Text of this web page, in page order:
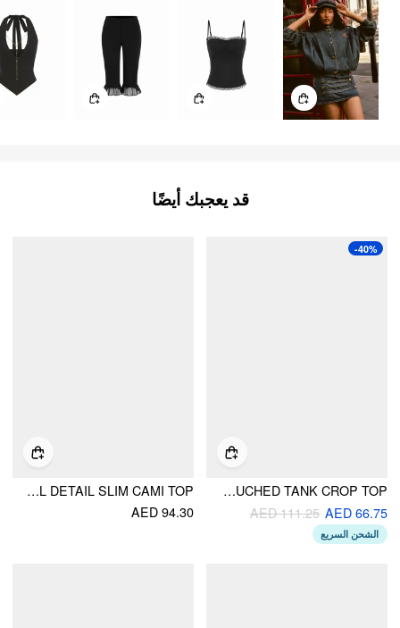
قد يعجبك أيضًا
-40%
FAUX LEATHER COWL NECK SOLID RUCHED TANK CROP TOP
AED 66.75
AED 111.25
الشحن السريع
HALTER NECKLINE RUCHED ASYMMETRICAL METAL DETAIL SLIM CAMI TOP
AED 94.30